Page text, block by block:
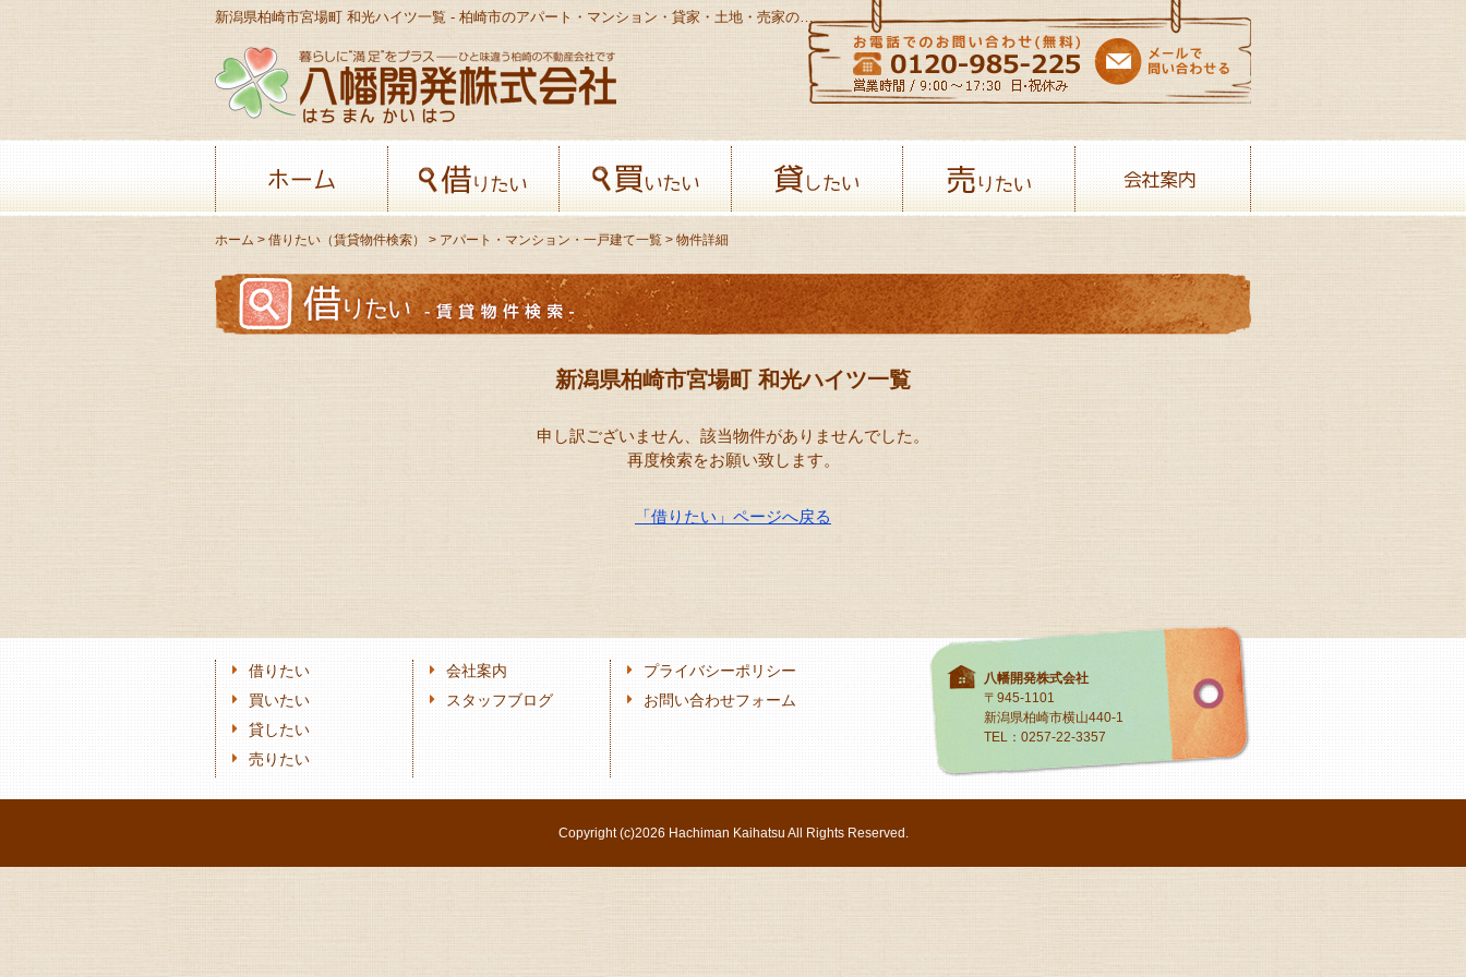
新潟県柏崎市宮場町 和光ハイツ一覧 - 柏崎市のアパート・マンション・貸家・土地・売家の不動産情報サイト
八幡開発株式会社-柏﨑の不動産会社
ホーム 借りたい 買いたい 貸したい 売りたい 会社案内
ホーム > 借りたい（賃貸物件検索） > アパート・マンション・一戸建て一覧 > 物件詳細
新潟県柏崎市宮場町 和光ハイツ一覧
申し訳ございません、該当物件がありませんでした。
再度検索をお願い致します。
「借りたい」ページへ戻る
借りたい
買いたい
貸したい
売りたい
会社案内
スタッフブログ
プライバシーポリシー
お問い合わせフォーム
八幡開発株式会社
〒945-1101
新潟県柏崎市横山440-1
TEL：0257-22-3357
Copyright (c)2026 Hachiman Kaihatsu All Rights Reserved.